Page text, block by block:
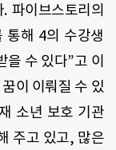
파이브스토리의
통해 4의 수강생
수 있다”고 이
이 이뤄질 수 있
소년 보호 기관
주고 있고, 많은